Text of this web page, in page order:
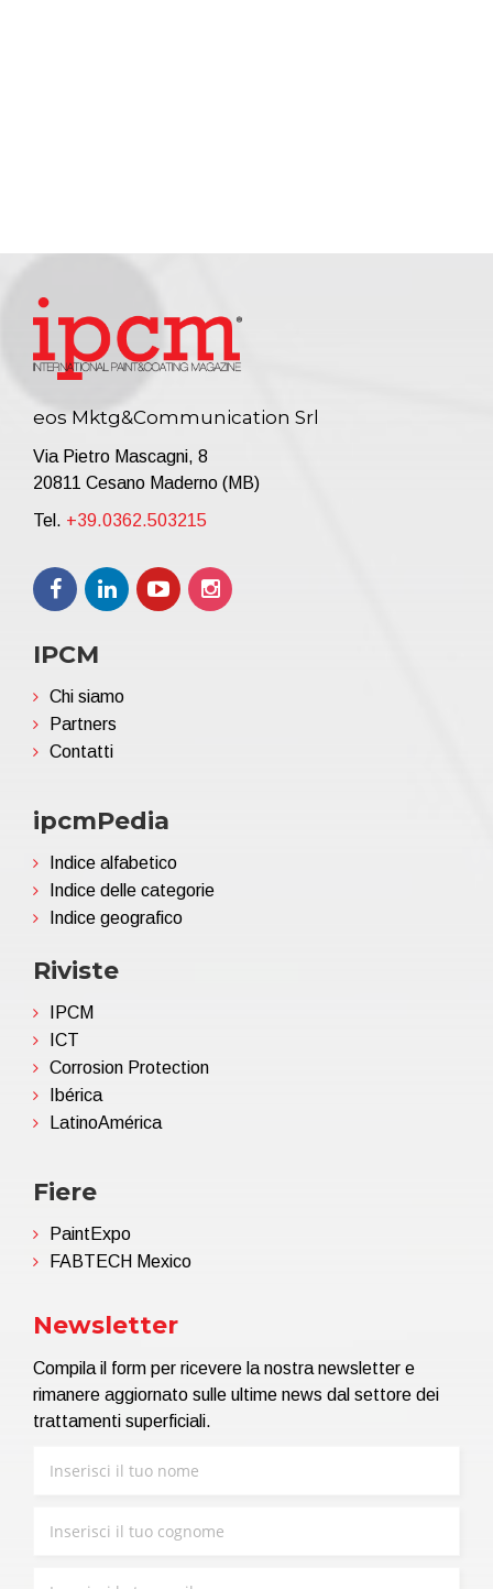
eos Mktg&Communication Srl
Via Pietro Mascagni, 8
20811 Cesano Maderno (MB)
Tel. +39.0362.503215
IPCM
Chi siamo
Partners
Contatti
ipcmPedia
Indice alfabetico
Indice delle categorie
Indice geografico
Riviste
IPCM
ICT
Corrosion Protection
Ibérica
LatinoAmérica
Fiere
PaintExpo
FABTECH Mexico
Newsletter
Compila il form per ricevere la nostra newsletter e
rimanere aggiornato sulle ultime news dal settore dei
trattamenti superficiali.